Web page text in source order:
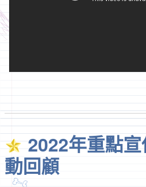
2022年重點
動回顧